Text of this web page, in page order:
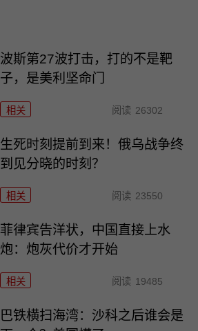
波斯第27波打击，打的不是靶
子，是美利坚命门
相关 阅读 26302
生死时刻提前到来！俄乌战争终
到见分晓的时刻？
相关 阅读 23550
菲律宾告洋状，中国直接上水
炮：炮灰代价才开始
相关 阅读 19485
巴铁横扫海湾：沙科之后谁会是